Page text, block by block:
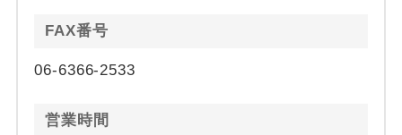
FAX番号
06-6366-2533
営業時間